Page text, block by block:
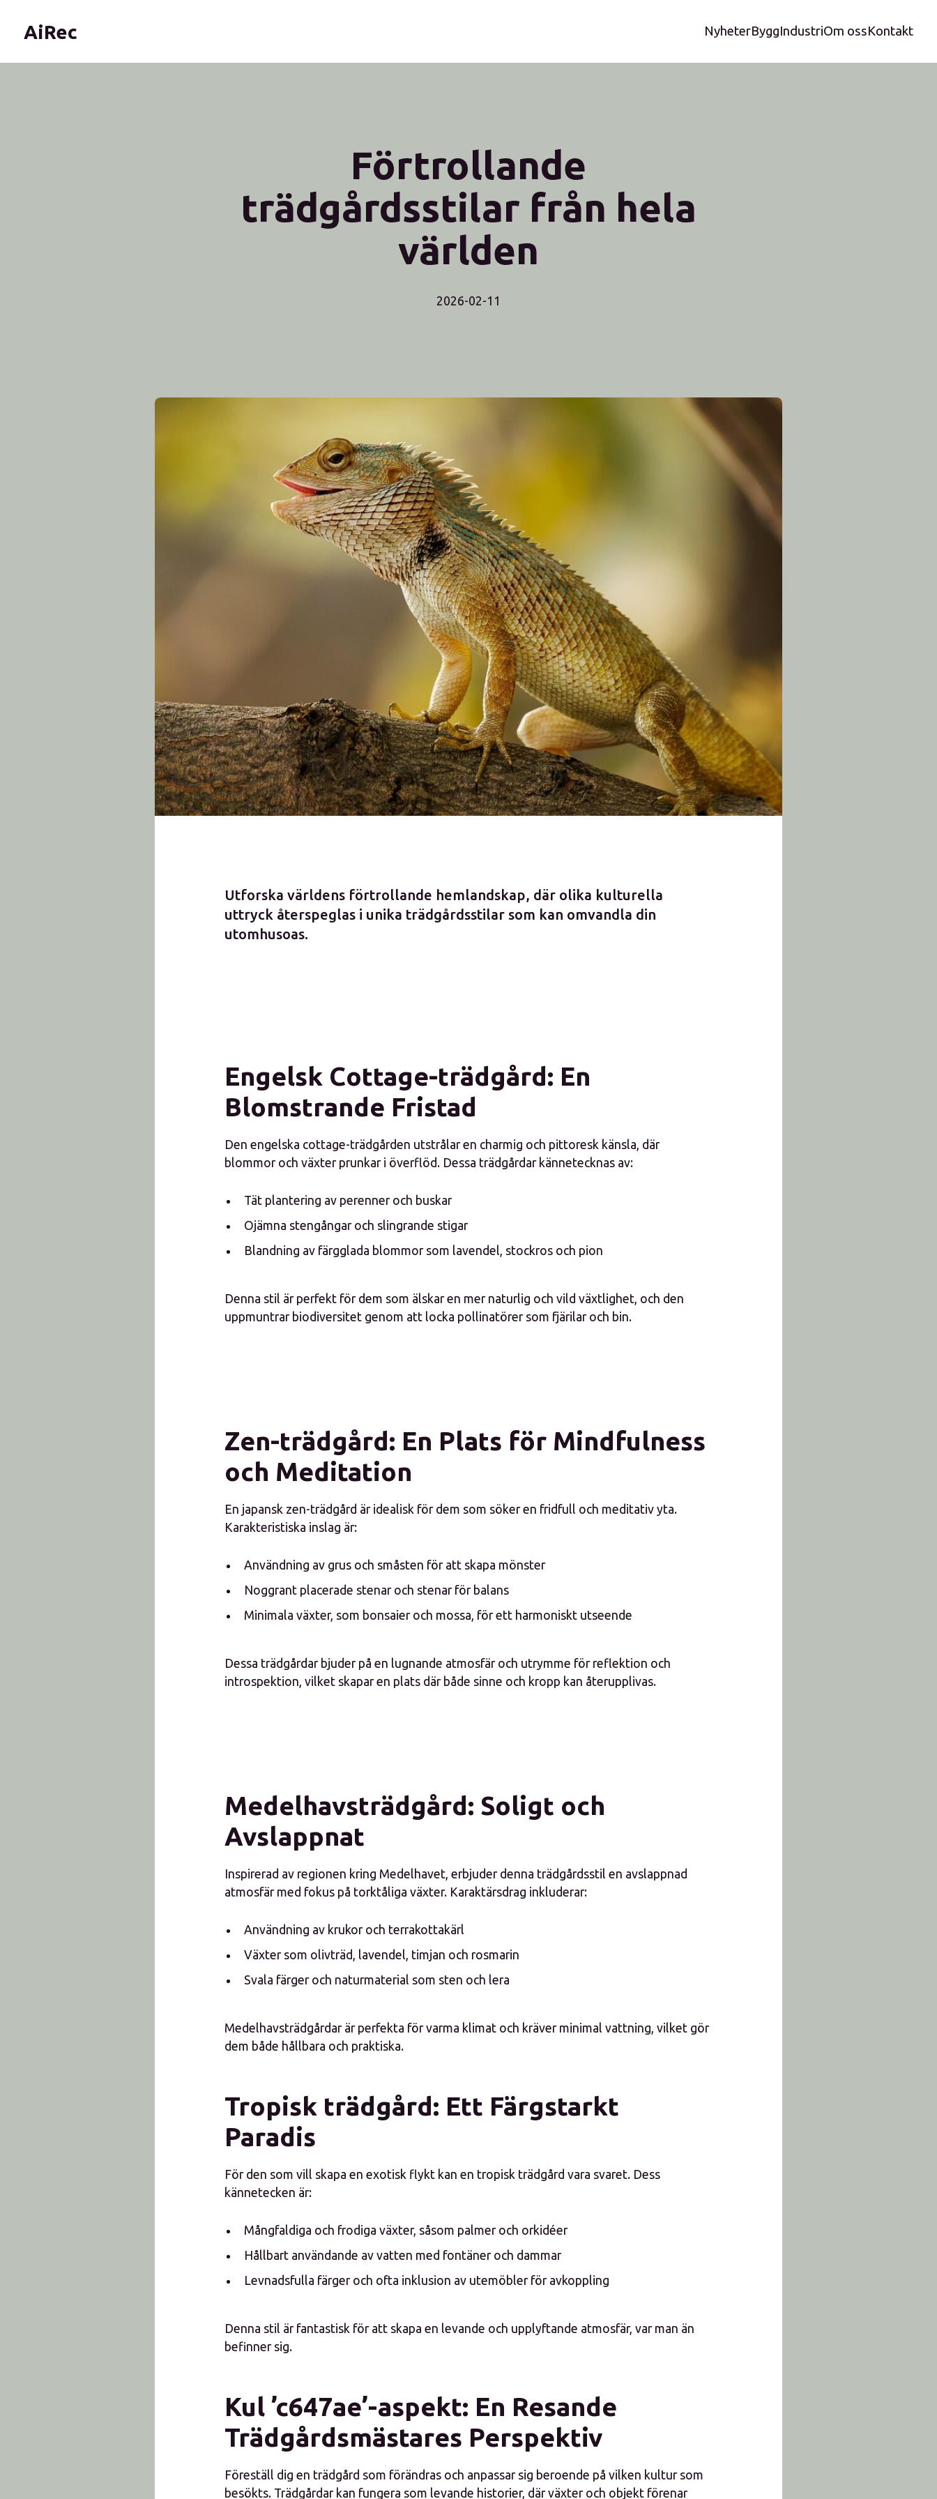
AiRec NyheterByggIndustriOm ossKontakt
Förtrollande
trädgårdsstilar från hela
världen
2026-02-11
Utforska världens förtrollande hemlandskap, där olika kulturella
uttryck återspeglas i unika trädgårdsstilar som kan omvandla din
utomhusoas.
Engelsk Cottage-trädgård: En
Blomstrande Fristad
Den engelska cottage-trädgården utstrålar en charmig och pittoresk känsla, där
blommor och växter prunkar i överflöd. Dessa trädgårdar kännetecknas av:
Tät plantering av perenner och buskar
Ojämna stengångar och slingrande stigar
Blandning av färgglada blommor som lavendel, stockros och pion
Denna stil är perfekt för dem som älskar en mer naturlig och vild växtlighet, och den
uppmuntrar biodiversitet genom att locka pollinatörer som fjärilar och bin.
Zen-trädgård: En Plats för Mindfulness
och Meditation
En japansk zen-trädgård är idealisk för dem som söker en fridfull och meditativ yta.
Karakteristiska inslag är:
Användning av grus och småsten för att skapa mönster
Noggrant placerade stenar och stenar för balans
Minimala växter, som bonsaier och mossa, för ett harmoniskt utseende
Dessa trädgårdar bjuder på en lugnande atmosfär och utrymme för reflektion och
introspektion, vilket skapar en plats där både sinne och kropp kan återupplivas.
Medelhavsträdgård: Soligt och
Avslappnat
Inspirerad av regionen kring Medelhavet, erbjuder denna trädgårdsstil en avslappnad
atmosfär med fokus på torktåliga växter. Karaktärsdrag inkluderar:
Användning av krukor och terrakottakärl
Växter som olivträd, lavendel, timjan och rosmarin
Svala färger och naturmaterial som sten och lera
Medelhavsträdgårdar är perfekta för varma klimat och kräver minimal vattning, vilket gör
dem både hållbara och praktiska.
Tropisk trädgård: Ett Färgstarkt
Paradis
För den som vill skapa en exotisk flykt kan en tropisk trädgård vara svaret. Dess
kännetecken är:
Mångfaldiga och frodiga växter, såsom palmer och orkidéer
Hållbart användande av vatten med fontäner och dammar
Levnadsfulla färger och ofta inklusion av utemöbler för avkoppling
Denna stil är fantastisk för att skapa en levande och upplyftande atmosfär, var man än
befinner sig.
Kul ’c647ae’-aspekt: En Resande
Trädgårdsmästares Perspektiv
Föreställ dig en trädgård som förändras och anpassar sig beroende på vilken kultur som
besökts. Trädgårdar kan fungera som levande historier, där växter och objekt förenar